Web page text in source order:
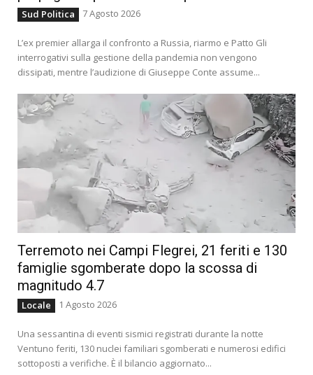
Sud Politica 7 Agosto 2026
L’ex premier allarga il confronto a Russia, riarmo e Patto Gli
interrogativi sulla gestione della pandemia non vengono
dissipati, mentre l’audizione di Giuseppe Conte assume...
Terremoto nei Campi Flegrei, 21 feriti e 130
famiglie sgomberate dopo la scossa di
magnitudo 4.7
Locale 1 Agosto 2026
Una sessantina di eventi sismici registrati durante la notte
Ventuno feriti, 130 nuclei familiari sgomberati e numerosi edifici
sottoposti a verifiche. È il bilancio aggiornato...